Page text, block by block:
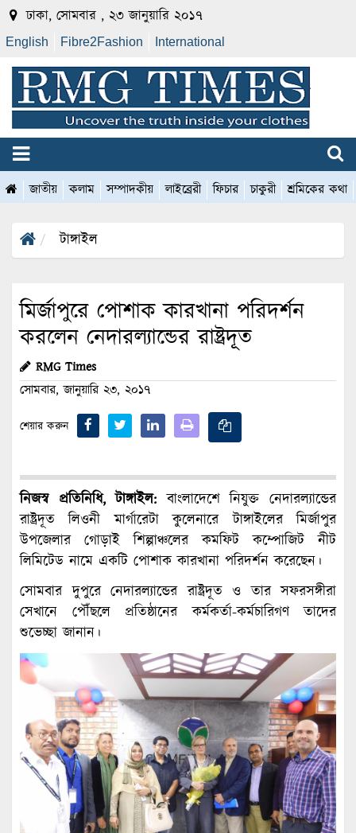
ঢাকা, সোমবার , ২৩ জানুয়ারি ২০১৭
English Fibre2Fashion International
জাতীয় কলাম সম্পাদকীয় লাইব্রেরী ফিচার চাকুরী শ্রমিকের কথা
টাঙ্গাইল
মির্জাপুরে পোশাক কারখানা পরিদর্শন
করলেন নেদারল্যান্ডের রাষ্ট্রদূত
RMG Times
সোমবার, জানুয়ারি ২৩, ২০১৭
শেয়ার করুন
নিজস্ব প্রতিনিধি, টাঙ্গাইল: বাংলাদেশে নিযুক্ত নেদারল্যান্ডের
রাষ্ট্রদূত লিওনী মার্গারেটা কুলেনারে টাঙ্গাইলের মির্জাপুর
উপজেলার গোড়াই শিল্পাঞ্চলের কমফিট কম্পোজিট নীট
লিমিটেড নামে একটি পোশাক কারখানা পরিদর্শন করেছেন।
সোমবার দুপুরে নেদারল্যান্ডের রাষ্ট্রদূত ও তার সফরসঙ্গীরা
সেখানে পৌঁছলে প্রতিষ্ঠানের কর্মকর্তা-কর্মচারিগণ তাদের
শুভেচ্ছা জানান।